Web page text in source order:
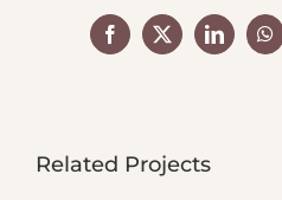
Facebook
X LinkedIn
Related Projects